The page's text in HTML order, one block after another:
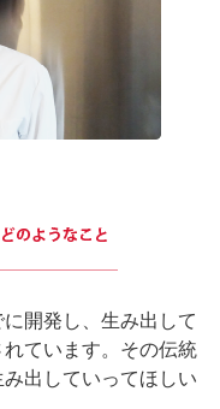
開発し、生み出して
ています。その伝統
出していってほしい